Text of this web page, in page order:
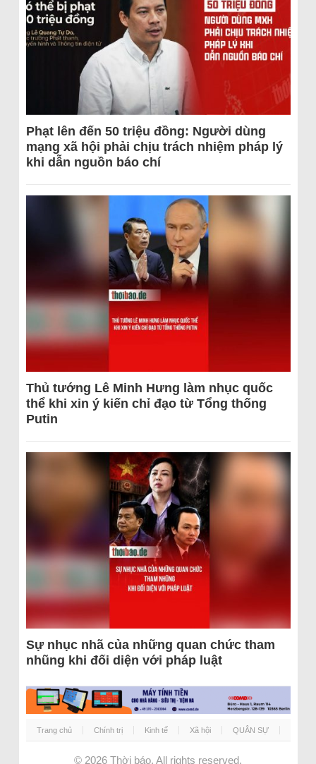
Phạt lên đến 50 triệu đồng: Người dùng
mạng xã hội phải chịu trách nhiệm pháp lý
khi dẫn nguồn báo chí
Thủ tướng Lê Minh Hưng làm nhục quốc
thể khi xin ý kiến chỉ đạo từ Tổng thống
Putin
Sự nhục nhã của những quan chức tham
nhũng khi đối diện với pháp luật
Trang chủ Chính trị Kinh tế Xã hội QUÂN SỰ
© 2026 Thời báo. All rights reserved.